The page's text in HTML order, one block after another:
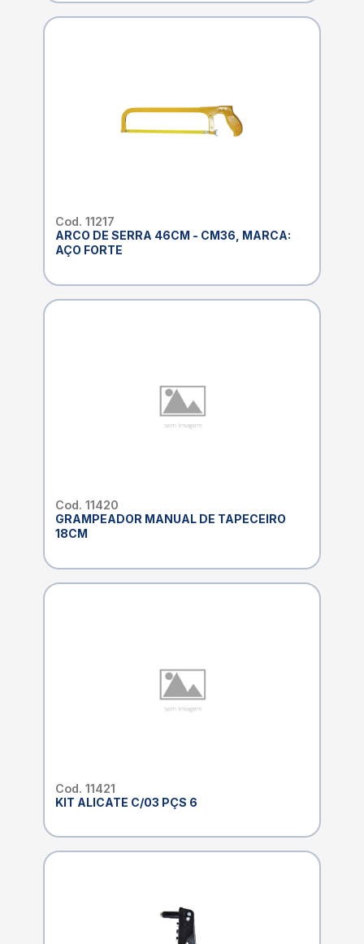
Cod. 11217
ARCO DE SERRA 46CM - CM36, MARCA:
AÇO FORTE
Cod. 11420
GRAMPEADOR MANUAL DE TAPECEIRO
18CM
Cod. 11421
KIT ALICATE C/03 PÇS 6